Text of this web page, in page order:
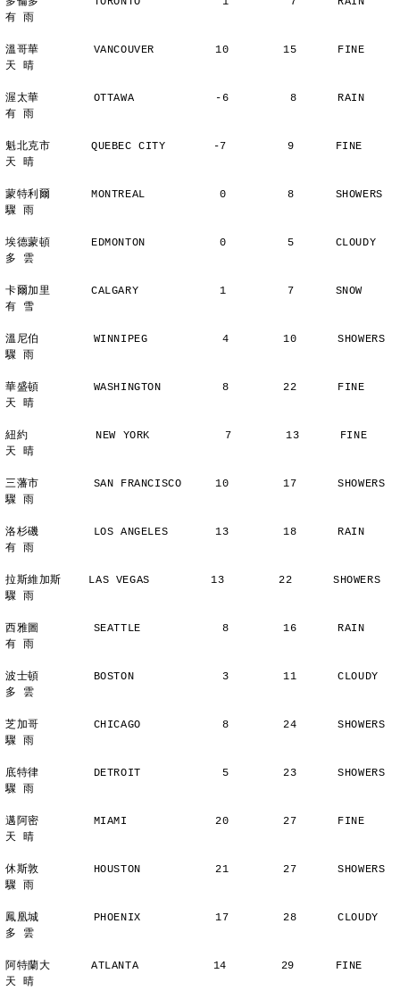
有 雨
溫哥華        VANCOUVER         10        15      FINE
天 晴
渥太華        OTTAWA            -6         8      RAIN
有 雨
魁北克市      QUEBEC CITY       -7         9      FINE
天 晴
蒙特利爾      MONTREAL           0         8      SHOWERS
驟 雨
埃德蒙頓      EDMONTON           0         5      CLOUDY
多 雲
卡爾加里      CALGARY            1         7      SNOW
有 雪
溫尼伯        WINNIPEG           4        10      SHOWERS
驟 雨
華盛頓        WASHINGTON         8        22      FINE
天 晴
紐約          NEW YORK           7        13      FINE
天 晴
三藩市        SAN FRANCISCO     10        17      SHOWERS
驟 雨
洛杉磯        LOS ANGELES       13        18      RAIN
有 雨
拉斯維加斯    LAS VEGAS         13        22      SHOWERS
驟 雨
西雅圖        SEATTLE            8        16      RAIN
有 雨
波士頓        BOSTON             3        11      CLOUDY
多 雲
芝加哥        CHICAGO            8        24      SHOWERS
驟 雨
底特律        DETROIT            5        23      SHOWERS
驟 雨
邁阿密        MIAMI             20        27      FINE
天 晴
休斯敦        HOUSTON           21        27      SHOWERS
驟 雨
鳳凰城        PHOENIX           17        28      CLOUDY
多 雲
阿特蘭大      ATLANTA           14        29      FINE
天 晴